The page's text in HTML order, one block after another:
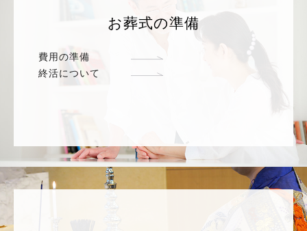
お葬式の準備
費用の準備
終活について